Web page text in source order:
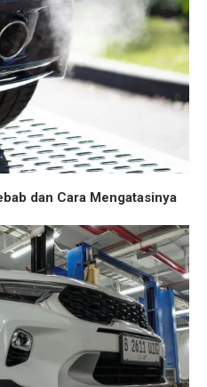
dan Cara Mengatasinya